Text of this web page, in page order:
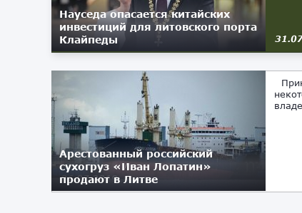
Науседа опасается китайских
инвестиций для литовского порта
Клайпеды
Арестованный российский
сухогруз «Иван Лопатин»
продают в Литве
06.07.2019